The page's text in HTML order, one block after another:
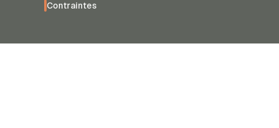
Contraintes